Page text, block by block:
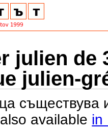
julien de
julien-
съществува
available in